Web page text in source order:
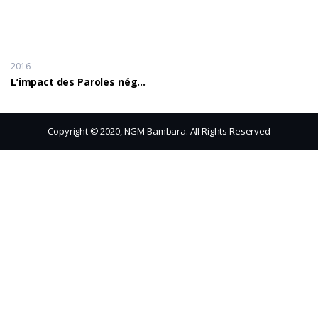
2016
L’impact des Paroles négatives sur la famille
Copyright © 2020, NGM Bambara. All Rights Reserved